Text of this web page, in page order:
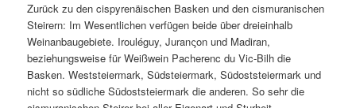
Zurück zu den cispyrenäischen Basken und den cismuranischen
Steirern: Im Wesentlichen verfügen beide über dreieinhalb
Weinanbaugebiete. Irouléguy, Juranςon und Madiran,
beziehungsweise für Weißwein Pacherenc du Vic-Bilh die
Basken. Weststeiermark, Südsteiermark, Südoststeiermark und
nicht so südliche Südoststeiermark die anderen. So sehr die